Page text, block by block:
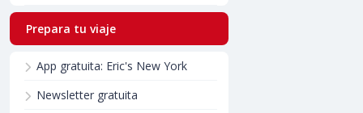
Prepara tu viaje
App gratuita: Eric's New York
Newsletter gratuita